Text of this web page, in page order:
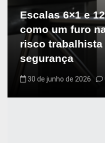
Escalas 6×1 e
como um furo
risco trabalhista
segurança
30 de junho de 2026